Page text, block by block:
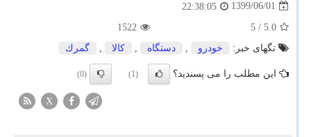
1399/06/01
22:38:05
5.0
/ 5
1522
تگهای خبر:
خودرو , دستگاه , كالا , گمرك
این مطلب را می پسندید؟ (1)
(0)
X